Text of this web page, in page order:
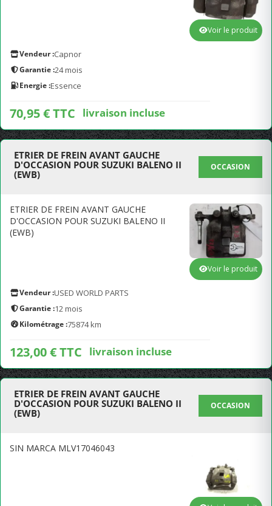
Vendeur :Capnor
Garantie :24 mois
Energie :Essence
70,95 € TTC livraison incluse
Voir le produit
ETRIER DE FREIN AVANT GAUCHE
D'OCCASION POUR SUZUKI BALENO II
(EWB)
OCCASION
ETRIER DE FREIN AVANT GAUCHE
D'OCCASION POUR SUZUKI BALENO II
(EWB)
Vendeur :USED WORLD PARTS
Garantie :12 mois
Kilométrage :75874 km
123,00 € TTC livraison incluse
Voir le produit
ETRIER DE FREIN AVANT GAUCHE
D'OCCASION POUR SUZUKI BALENO II
(EWB)
OCCASION
SIN MARCA MLV17046043